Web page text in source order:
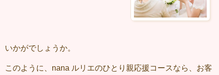
いかがでしょうか。
このように、nana ルリエのひとり親応援コースなら、お客